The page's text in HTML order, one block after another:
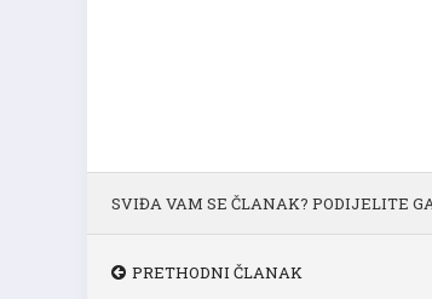
SVIĐA VAM SE ČLANAK? PODIJELITE
PRETHODNI ČLANAK